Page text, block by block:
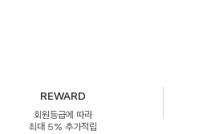
REWARD
회원등급에 따라
최대 5% 추가적립